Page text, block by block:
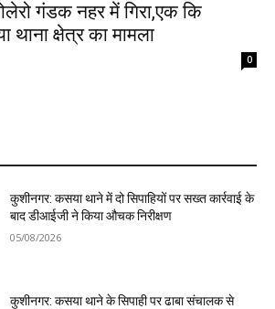
गंडक नहर में गिरा,एक कि
थाना क्षेत्र का मामला
0
कुशीनगर: कसया थाने में दो सिपाहियों पर सख्त कार्रवाई के
बाद डीआईजी ने किया औचक निरीक्षण
05/08/2026
कुशीनगर: कसया थाने के सिपाही पर ढाबा संचालक से